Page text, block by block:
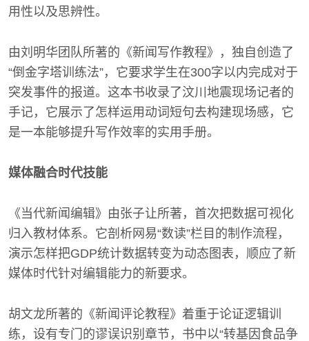
用性以及思辨性。
由刘明华团队所著的《新闻写作教程》，独自创造了
“倒金字塔训练法”，它要求学生在300字以内完成对于
突发事件的报道。这本书收录了汶川地震现场记者的
手记，它展示了怎样运用动词短句去构建现场感，它
是一本能够提升写作效率的实用手册。
媒体融合时代技能
《当代新闻编辑》由张子让所著，首次把数据可视化
归入教材体系。它剖析网易“数读”栏目的制作流程，
演示怎样把GDP统计数据转变为动态图表，顺应了新
媒体时代针对编辑能力的新要求。
胡文龙所著的《新闻评论教程》着重于论证逻辑训
练，设有专门的谬误识别章节，书中以“转基因食品争